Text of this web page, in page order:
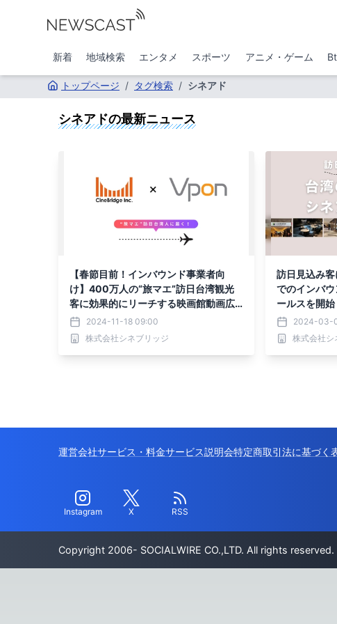
新着 地域検索 エンタメ スポーツ アニメ・ゲーム
トップページ / タグ検索 / シネアド
シネアドの最新ニュース
【春節目前！インバウンド事業者向
け】400万人の“旅マエ”訪日台湾観光
客に効果的にリーチする映画館動画広
告とデジタル広告を融合した共同企画
2024-11-18 09:00
株式会社シネブリッジ
訪日見込み
でのインバ
ールスを開始
2024-03-
株式会社シ
運営会社サービス・料金サービス説明会特定商取引法に基づく
Instagram X RSS
Copyright 2006- SOCIALWIRE CO.,LTD. All rights reserved.